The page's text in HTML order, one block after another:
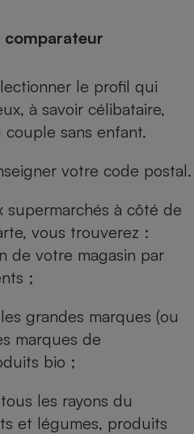
le profil qui
à savoir célibataire,
sans enfant.
votre code postal.
supermarchés à côté de
vous trouverez :
de votre magasin par
;
grandes marques (ou
marques de
bio ;
les rayons du
et légumes, produits